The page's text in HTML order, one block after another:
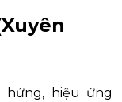
hứng, hiệu ứng